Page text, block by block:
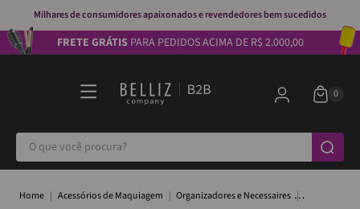
Milhares de consumidores apaixonados e revendedores bem sucedidos
FRETE GRÁTISPARA PEDIDOS ACIMA DE R$ 2.000,00
O que você procura?
Acessórios de Maquiagem
Organizadores e Necessaires